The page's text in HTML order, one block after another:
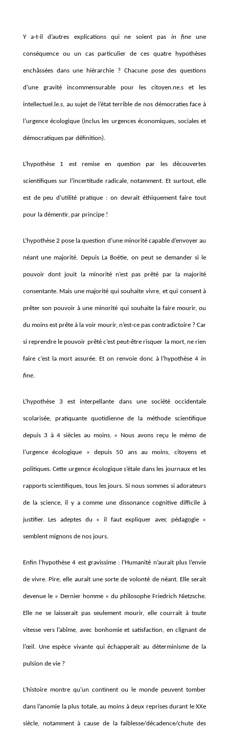
Y a-t-il d’autres explications qui ne soient pas in fineune
conséquence ou un cas particulier de ces quatre hypothèses
enchâssées dans une hiérarchie ? Chacune pose des questions
d’une gravité incommensurable pour les citoyen.ne.s et les
intellectuel.le.s, au sujet de l’état terrible de nos démocraties face à
l’urgence écologique (inclus les urgences économiques, sociales et
démocratiques par définition).
L’hypothèse 1 est remise en question par les découvertes
scientifiques sur l’incertitude radicale, notamment. Et surtout, elle
est de peu d’utilité pratique : on devrait éthiquement faire tout
pour la démentir, par principe !
L’hypothèse 2 pose la question d’une minorité capable d’envoyer au
néant une majorité. Depuis La Boétie, on peut se demander si le
pouvoir dont jouit la minorité n’est pas prêté par la majorité
consentante. Mais une majorité qui souhaite vivre, et qui consent à
prêter son pouvoir à une minorité qui souhaite la faire mourir, ou
du moins est prête à la voir mourir, n’est-ce pas contradictoire ? Car
si reprendre le pouvoir prêté c’est peut-être risquer la mort, ne rien
faire c’est la mort assurée. Et on renvoie donc à l’hypothèse 4in
fine.
L’hypothèse 3 est interpellante dans une société occidentale
scolarisée, pratiquante quotidienne de la méthode scientifique
depuis 3 à 4 siècles au moins. « Nous avons reçu le mémo de
l’urgence écologique » depuis 50 ans au moins, citoyens et
politiques. Cette urgence écologique s’étale dans les journaux et les
rapports scientifiques, tous les jours. Si nous sommes si adorateurs
de la science, il y a comme une dissonance cognitive difficile à
justifier. Les adeptes du « il faut expliquer avec pédagogie »
semblent mignons de nos jours.
Enfin l’hypothèse 4 est gravissime : l’Humanité n’aurait plus l’envie
de vivre. Pire, elle aurait une sorte de volonté de néant. Elle serait
devenue le « Dernier homme » du philosophe Friedrich Nietzsche.
Elle ne se laisserait pas seulement mourir, elle courrait à toute
vitesse vers l’abîme, avec bonhomie et satisfaction, en clignant de
l’œil. Une espèce vivante qui échapperait au déterminisme de la
pulsion de vie ?
L’histoire montre qu’un continent ou le monde peuvent tomber
dans l’anomie la plus totale, au moins à deux reprises durant le XXe
siècle, notamment à cause de la faiblesse/décadence/chute des